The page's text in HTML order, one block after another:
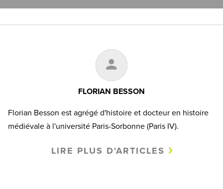
FLORIAN BESSON
Florian Besson est agrégé d'histoire et docteur en histoire
médiévale à l'université Paris-Sorbonne (Paris IV).
LIRE PLUS D'ARTICLES